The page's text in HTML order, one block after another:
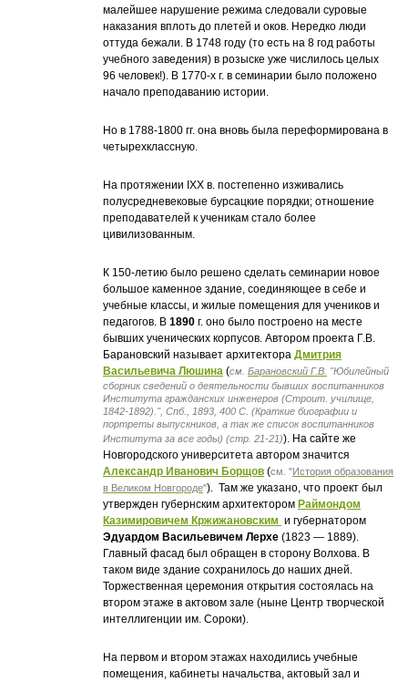
малейшее нарушение режима следовали суровые
наказания вплоть до плетей и оков. Нередко люди
оттуда бежали. В 1748 году (то есть на 8 год работы
учебного заведения) в розыске уже числилось целых
96 человек!). В 1770-х г. в семинарии было положено
начало преподаванию истории.
Но в 1788-1800 гг. она вновь была переформирована в
четырехклассную.
На протяжении IXX в. постепенно изживались
полусредневековые бурсацкие порядки; отношение
преподавателей к ученикам стало более
цивилизованным.
К 150-летию было решено сделать семинарии новое
большое каменное здание, соединяющее в себе и
учебные классы, и жилые помещения для учеников и
педагогов. В1890 г. оно было построено на месте
бывших ученических корпусов. Автором проекта Г.В.
Барановский называет архитектораДмитрия
Васильевича Люшина (см.Барановский Г.В. "Юбилейный
сборник сведений о деятельности бывших воспитанников
Института гражданских инженеров (Строит. училище,
1842-1892).", Спб., 1893, 400 С. (Краткие биографии и
портреты выпускников, а так же список воспитанников
Института за все годы) (стр. 21-21)). На сайте же
Новгородского университета автором значится
Александр Иванович Борщов (см. "История образования
в Великом Новгороде"). Там же указано, что проект был
утвержден губернским архитекторомРаймондом
КазимировичемКржижановским и губернатором
Эдуардом Васильевичем Лерхе (1823 — 1889).
Главный фасад был обращен в сторону Волхова. В
таком виде здание сохранилось до наших дней.
Торжественная церемония открытия состоялась на
втором этаже в актовом зале (ныне Центр творческой
интеллигенции им. Сороки).
На первом и втором этажах находились учебные
помещения, кабинеты начальства, актовый зал и